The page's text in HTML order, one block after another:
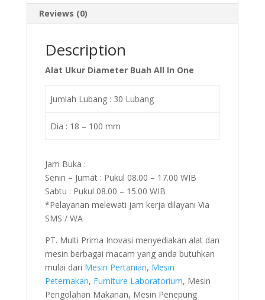
Reviews (0)
Description
Alat Ukur Diameter Buah All In One
Jumlah Lubang : 30 Lubang
Dia : 18 – 100 mm
Jam Buka :
Senin – Jumat : Pukul 08.00 – 17.00 WIB
Sabtu : Pukul 08.00 – 15.00 WIB
*Pelayanan melewati jam kerja dilayani Via
SMS / WA
PT. Multi Prima Inovasi menyediakan alat dan
mesin berbagai macam yang anda butuhkan
mulai dari Mesin Pertanian, Mesin
Peternakan, Furniture Laboratorium, Mesin
Pengolahan Makanan, Mesin Penepung